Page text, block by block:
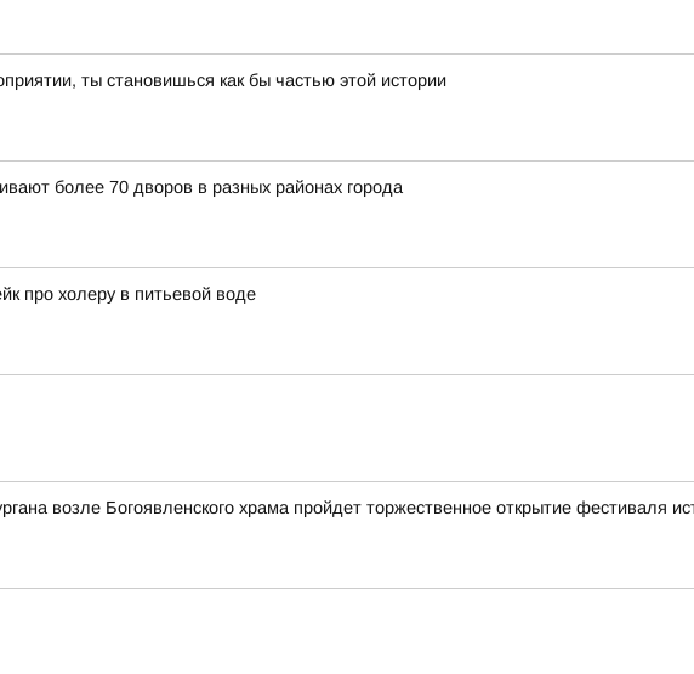
ты становишься как бы частью этой истории
более 70 дворов в разных районах города
про холеру в питьевой воде
возле Богоявленского храма пройдет торжественное открытие фестиваля